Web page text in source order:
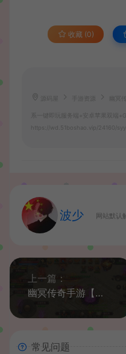
收藏 (0)
手游资源 幽冥
系一键即玩服务端+安卓苹果双端
https://wd.51boshao.vip/24160/
波少 网站默认
上一篇：
幽冥传奇手游【暗黑神途单职业】最新整理WIN系一键即玩服务端+安卓苹果双端+GM授权后台+详细搭建教程
常见问题